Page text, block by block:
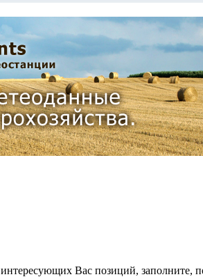
Вас позиций, заполните,